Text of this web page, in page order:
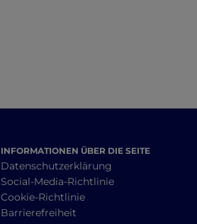
INFORMATIONEN ÜBER DIE SEITE
Datenschutzerklärung
Social-Media-Richtlinie
Cookie-Richtlinie
Barrierefreiheit